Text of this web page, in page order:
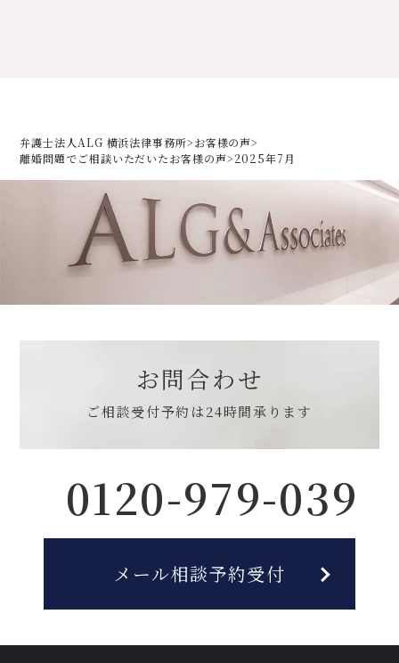
弁護士法人ALG 横浜法律事務所>お客様の声>
離婚問題でご相談いただいたお客様の声>2025年7月
お問合わせ
ご相談受付予約は24時間承ります
0120-979-039
メール相談予約受付